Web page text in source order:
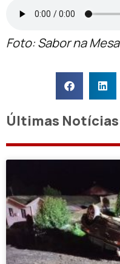
Foto: Sabor na Mesa
Últimas Notícias